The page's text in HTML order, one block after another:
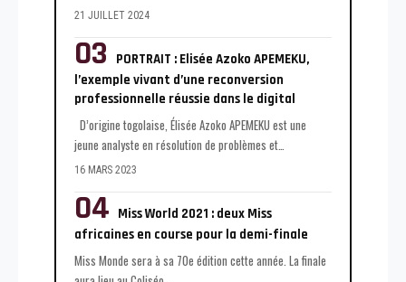
21 JUILLET 2024
PORTRAIT : Elisée Azoko APEMEKU,
l’exemple vivant d’une reconversion
professionnelle réussie dans le digital
D’origine togolaise, Élisée Azoko APEMEKU est une
jeune analyste en résolution de problèmes et
16 MARS 2023
Miss World 2021 : deux Miss
africaines en course pour la demi-finale
Miss Monde sera à sa 70e édition cette année. La finale